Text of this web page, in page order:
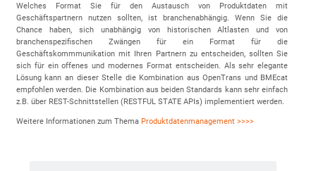
Welches Format Sie für den Austausch von Produktdaten mit
Geschäftspartnern nutzen sollten, ist branchenabhängig. Wenn Sie die
Chance haben, sich unabhängig von historischen Altlasten und von
branchenspezifischen Zwängen für ein Format für die
Geschäftskommmunikation mit Ihren Partnern zu entscheiden, sollten Sie
sich für ein offenes und modernes Format entscheiden. Als sehr elegante
Lösung kann an dieser Stelle die Kombination aus OpenTrans und BMEcat
empfohlen werden. Die Kombination aus beiden Standards kann sehr einfach
z.B. über REST-Schnittstellen (RESTFUL STATE APIs) implementiert werden.
Weitere Informationen zum Thema Produktdatenmanagement >>>>